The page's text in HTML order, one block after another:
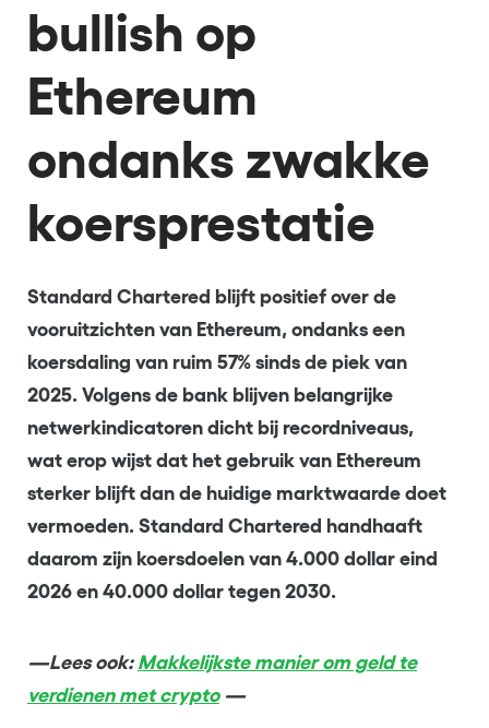
bullish op
Ethereum
ondanks zwakke
koersprestatie
Standard Chartered blijft positief over de
vooruitzichten van Ethereum, ondanks een
koersdaling van ruim 57% sinds de piek van
2025. Volgens de bank blijven belangrijke
netwerkindicatoren dicht bij recordniveaus,
wat erop wijst dat het gebruik van Ethereum
sterker blijft dan de huidige marktwaarde doet
vermoeden. Standard Chartered handhaaft
daarom zijn koersdoelen van 4.000 dollar eind
2026 en 40.000 dollar tegen 2030.
—Lees ook: Makkelijkste manier om geld te
verdienen met crypto—